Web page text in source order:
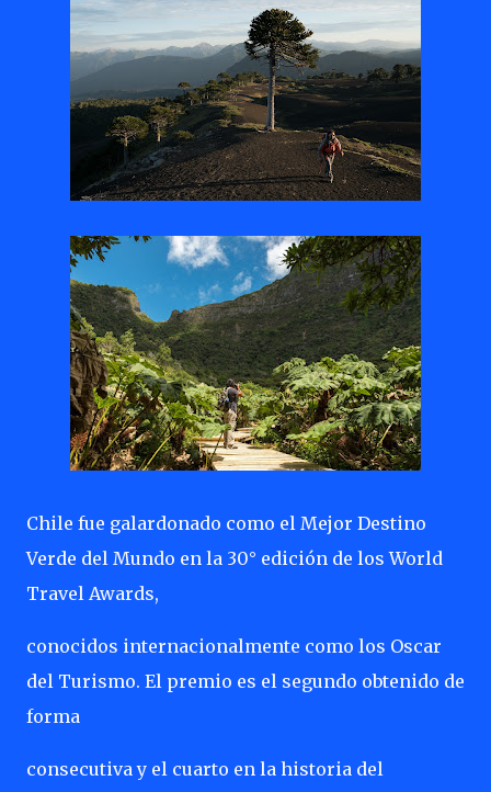
Chile fue galardonado como el Mejor Destino
Verde del Mundo en la 30° edición de los World
Travel Awards,
conocidos internacionalmente como los Oscar
del Turismo. El premio es el segundo obtenido de
forma
consecutiva y el cuarto en la historia del